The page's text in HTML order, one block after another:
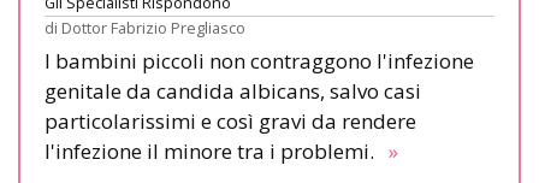
di Dottor Fabrizio Pregliasco
I bambini piccoli non contraggono l'infezione
genitale da candida albicans, salvo casi
particolarissimi e così gravi da rendere
l'infezione il minore tra i problemi. »